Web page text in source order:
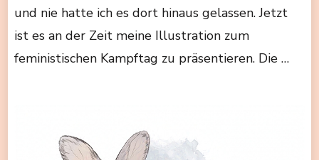
und nie hatte ich es dort hinaus gelassen. Jetzt
ist es an der Zeit meine Illustration zum
feministischen Kampftag zu präsentieren. Die …